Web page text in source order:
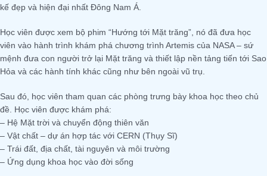
kế đẹp và hiện đại nhất Đông Nam Á.
Học viên được xem bộ phim “Hướng tới Mặt trăng”, nó đã đưa học
viên vào hành trình khám phá chương trình Artemis của NASA – sứ
mệnh đưa con người trở lại Mặt trăng và thiết lập nền tảng tiến tới Sao
Hỏa và các hành tính khác cũng như bên ngoài vũ trụ.
Sau đó, học viên tham quan các phòng trưng bày khoa học theo chủ
đề. Học viên được khám phá:
– Hệ Mặt trời và chuyển động thiên văn
– Vật chất – dự án hợp tác với CERN (Thụy Sĩ)
– Trái đất, địa chất, tài nguyên và môi trường
– Ứng dụng khoa học vào đời sống